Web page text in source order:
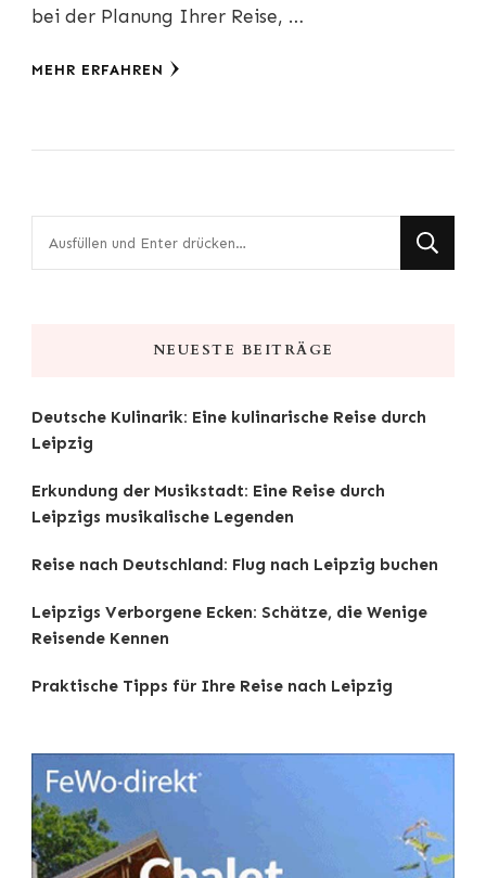
bei der Planung Ihrer Reise, …
MEHR ERFAHREN
NEUESTE BEITRÄGE
Deutsche Kulinarik: Eine kulinarische Reise durch
Leipzig
Erkundung der Musikstadt: Eine Reise durch
Leipzigs musikalische Legenden
Reise nach Deutschland: Flug nach Leipzig buchen
Leipzigs Verborgene Ecken: Schätze, die Wenige
Reisende Kennen
Praktische Tipps für Ihre Reise nach Leipzig